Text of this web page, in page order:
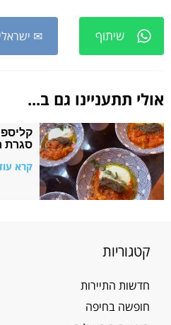
שיתוף ✉
אולי תתעניינו גם ב...
סגרת
קרא
קטגוריות
חדשות התיירות
חופשה בחיפה